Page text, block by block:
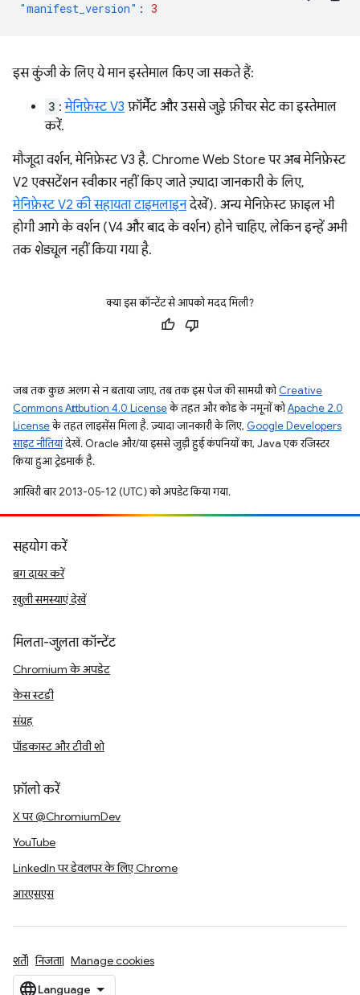
"manifest_version" : 3
इस कुंजी के लिए ये मान इस्तेमाल किए जा सकते हैं:
3 :मेनिफ़ेस्ट V3 फ़ॉर्मैट और उससे जुड़े फ़ीचर सेट का इस्तेमाल
करें.
मौजूदा वर्शन, मेनिफ़ेस्ट V3 है. Chrome Web Store पर अब मेनिफ़ेस्ट
V2 एक्सटेंशन स्वीकार नहीं किए जाते ज़्यादा जानकारी के लिए,
मेनिफ़ेस्ट V2 की सहायता टाइमलाइनदेखें). अन्य मेनिफ़ेस्ट फ़ाइल भी
होगी आगे के वर्शन (V4 और बाद के वर्शन) होने चाहिए, लेकिन इन्हें अभी
तक शेड्यूल नहीं किया गया है.
क्या इस कॉन्टेंट से आपको मदद मिली?
जब तक कुछ अलग से न बताया जाए, तब तक इस पेज की सामग्री कोCreative
Commons Attribution 4.0 Licenseके तहत और कोड के नमूनों कोApache 2.0
Licenseके तहत लाइसेंस मिला है. ज़्यादा जानकारी के लिए, Google Developers
साइट नीतियांदेखें. Oracle और/या इससे जुड़ी हुई कंपनियों का, Java एक रजिस्टर
किया हुआ ट्रेडमार्क है.
आखिरी बार 2013-05-12 (UTC) को अपडेट किया गया.
सहयोग करें
बग दायर करें
खुली समस्याएं देखें
मिलता-जुलता कॉन्टेंट
Chromium के अपडेट
केस स्टडी
संग्रह
पॉडकास्ट और टीवी शो
फ़ॉलो करें
X पर @ChromiumDev
YouTube
LinkedIn पर डेवलपर के लिए Chrome
आरएसएस
शर्तें निजता Manage cookies